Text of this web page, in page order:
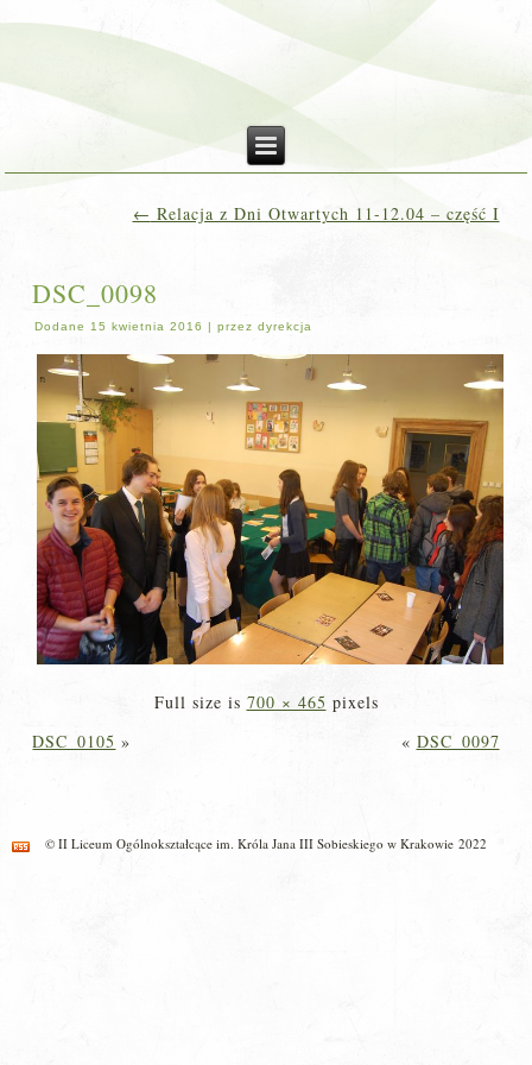
← Relacja z Dni Otwartych 11-12.04 – część I
DSC_0098
Dodane 15 kwietnia 2016 |przez dyrekcja
Full size is 700 × 465 pixels
DSC_0105 » « DSC_0097
© II Liceum Ogólnokształcące im. Króla Jana III Sobieskiego w Krakowie 2022